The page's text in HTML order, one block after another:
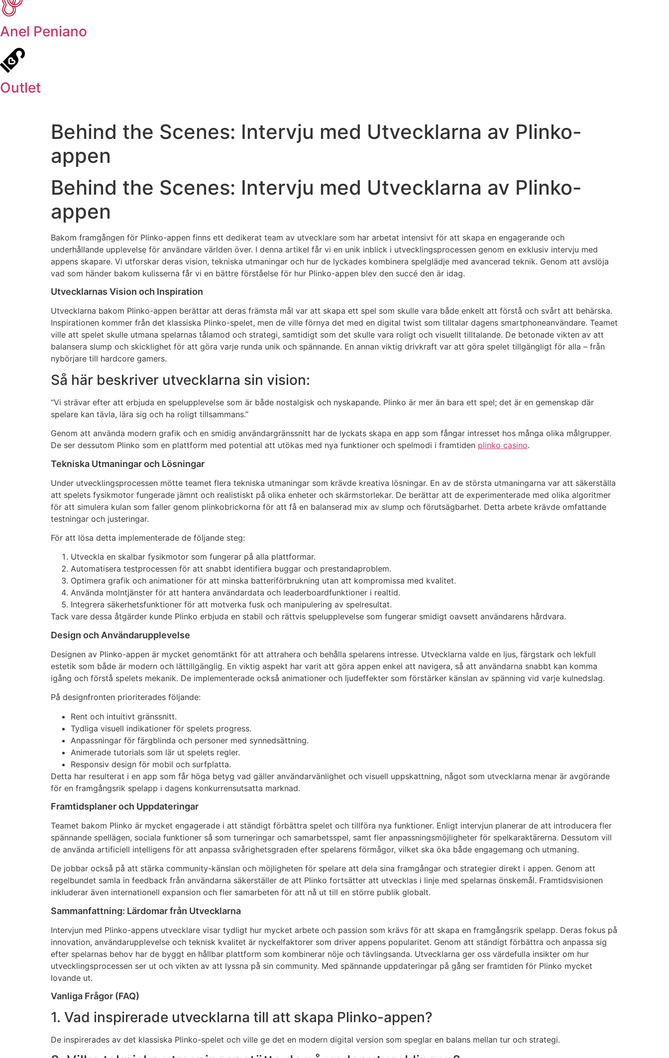
Anel Peniano
Outlet
Behind the Scenes: Intervju med Utvecklarna av Plinko-
appen
Behind the Scenes: Intervju med Utvecklarna av Plinko-
appen
Bakom framgången för Plinko-appen finns ett dedikerat team av utvecklare som har arbetat intensivt för att skapa en engagerande och
underhållande upplevelse för användare världen över. I denna artikel får vi en unik inblick i utvecklingsprocessen genom en exklusiv intervju med
appens skapare. Vi utforskar deras vision, tekniska utmaningar och hur de lyckades kombinera spelglädje med avancerad teknik. Genom att avslöja
vad som händer bakom kulisserna får vi en bättre förståelse för hur Plinko-appen blev den succé den är idag.
Utvecklarnas Vision och Inspiration
Utvecklarna bakom Plinko-appen berättar att deras främsta mål var att skapa ett spel som skulle vara både enkelt att förstå och svårt att behärska.
Inspirationen kommer från det klassiska Plinko-spelet, men de ville förnya det med en digital twist som tilltalar dagens smartphoneanvändare. Teamet
ville att spelet skulle utmana spelarnas tålamod och strategi, samtidigt som det skulle vara roligt och visuellt tilltalande. De betonade vikten av att
balansera slump och skicklighet för att göra varje runda unik och spännande. En annan viktig drivkraft var att göra spelet tillgängligt för alla – från
nybörjare till hardcore gamers.
Så här beskriver utvecklarna sin vision:
“Vi strävar efter att erbjuda en spelupplevelse som är både nostalgisk och nyskapande. Plinko är mer än bara ett spel; det är en gemenskap där
spelare kan tävla, lära sig och ha roligt tillsammans.”
Genom att använda modern grafik och en smidig användargränssnitt har de lyckats skapa en app som fångar intresset hos många olika målgrupper.
De ser dessutom Plinko som en plattform med potential att utökas med nya funktioner och spelmodi i framtiden plinko casino.
Tekniska Utmaningar och Lösningar
Under utvecklingsprocessen mötte teamet flera tekniska utmaningar som krävde kreativa lösningar. En av de största utmaningarna var att säkerställa
att spelets fysikmotor fungerade jämnt och realistiskt på olika enheter och skärmstorlekar. De berättar att de experimenterade med olika algoritmer
för att simulera kulan som faller genom plinkobrickorna för att få en balanserad mix av slump och förutsägbarhet. Detta arbete krävde omfattande
testningar och justeringar.
För att lösa detta implementerade de följande steg:
Utveckla en skalbar fysikmotor som fungerar på alla plattformar.
Automatisera testprocessen för att snabbt identifiera buggar och prestandaproblem.
Optimera grafik och animationer för att minska batteriförbrukning utan att kompromissa med kvalitet.
Använda molntjänster för att hantera användardata och leaderboardfunktioner i realtid.
Integrera säkerhetsfunktioner för att motverka fusk och manipulering av spelresultat.
Tack vare dessa åtgärder kunde Plinko erbjuda en stabil och rättvis spelupplevelse som fungerar smidigt oavsett användarens hårdvara.
Design och Användarupplevelse
Designen av Plinko-appen är mycket genomtänkt för att attrahera och behålla spelarens intresse. Utvecklarna valde en ljus, färgstark och lekfull
estetik som både är modern och lättillgänglig. En viktig aspekt har varit att göra appen enkel att navigera, så att användarna snabbt kan komma
igång och förstå spelets mekanik. De implementerade också animationer och ljudeffekter som förstärker känslan av spänning vid varje kulnedslag.
På designfronten prioriterades följande:
Rent och intuitivt gränssnitt.
Tydliga visuell indikationer för spelets progress.
Anpassningar för färgblinda och personer med synnedsättning.
Animerade tutorials som lär ut spelets regler.
Responsiv design för mobil och surfplatta.
Detta har resulterat i en app som får höga betyg vad gäller användarvänlighet och visuell uppskattning, något som utvecklarna menar är avgörande
för en framgångsrik spelapp i dagens konkurrensutsatta marknad.
Framtidsplaner och Uppdateringar
Teamet bakom Plinko är mycket engagerade i att ständigt förbättra spelet och tillföra nya funktioner. Enligt intervjun planerar de att introducera fler
spännande spellägen, sociala funktioner så som turneringar och samarbetsspel, samt fler anpassningsmöjligheter för spelkaraktärerna. Dessutom vill
de använda artificiell intelligens för att anpassa svårighetsgraden efter spelarens förmågor, vilket ska öka både engagemang och utmaning.
De jobbar också på att stärka community-känslan och möjligheten för spelare att dela sina framgångar och strategier direkt i appen. Genom att
regelbundet samla in feedback från användarna säkerställer de att Plinko fortsätter att utvecklas i linje med spelarnas önskemål. Framtidsvisionen
inkluderar även internationell expansion och fler samarbeten för att nå ut till en större publik globalt.
Sammanfattning: Lärdomar från Utvecklarna
Intervjun med Plinko-appens utvecklare visar tydligt hur mycket arbete och passion som krävs för att skapa en framgångsrik spelapp. Deras fokus på
innovation, användarupplevelse och teknisk kvalitet är nyckelfaktorer som driver appens popularitet. Genom att ständigt förbättra och anpassa sig
efter spelarnas behov har de byggt en hållbar plattform som kombinerar nöje och tävlingsanda. Utvecklarna ger oss värdefulla insikter om hur
utvecklingsprocessen ser ut och vikten av att lyssna på sin community. Med spännande uppdateringar på gång ser framtiden för Plinko mycket
lovande ut.
Vanliga Frågor (FAQ)
1. Vad inspirerade utvecklarna till att skapa Plinko-appen?
De inspirerades av det klassiska Plinko-spelet och ville ge det en modern digital version som speglar en balans mellan tur och strategi.